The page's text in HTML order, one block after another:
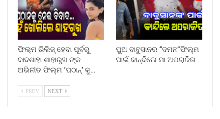
ଫିଲ୍ମ ରିଲିଜ୍ ହେବା ପୂର୍ବରୁ
ବାଦଶାହା ଶାହାରୁଖ ଙ୍କ
ଅଭିନୀତ ଫିଲ୍ମ ‘ପଠାନ୍‌’ କୁ…
ପୁଅ ବାବୁସାନର “ଦମନ”ଫିଲ୍ମ
ପାଇଁ କାନ୍ଦିଲେ ମା ଅପରାଜିତା
PREV NEXT